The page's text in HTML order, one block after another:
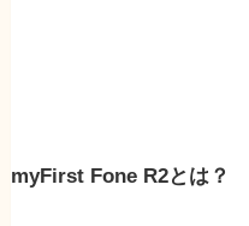
myFirst Fone R2とは？